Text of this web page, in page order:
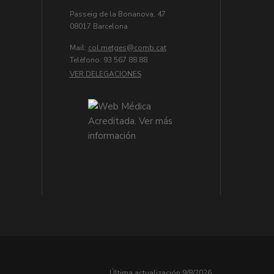
Passeig de la Bonanova, 47
08017 Barcelona
Mail: col.metges
Telèfono: 93 567 88 88
VER DELEGACIONES